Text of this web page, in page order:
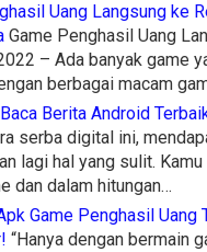
Uang Langsung ke
Game Penghasil Uang
– Ada banyak game
berbagai macam
Berita Android
serba digital ini,
lagi hal yang sulit.
dan dalam hitungan…
Game Penghasil Uang
“Hanya dengan bermain